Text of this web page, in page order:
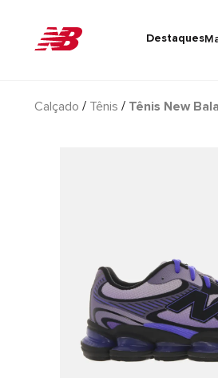
Destaques
Calçado Tênis Tênis New